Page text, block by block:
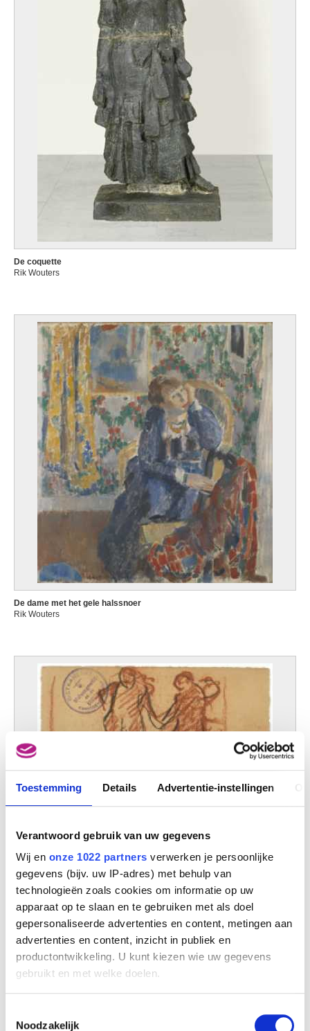
Toestemming Details Advertentie-instellingen
Verantwoord gebruik van uw gegevens
Wij en onze 1022 partners verwerken je persoonlijke
gegevens (bijv. uw IP-adres) met behulp van
technologieën zoals cookies om informatie op uw
apparaat op te slaan en te gebruiken met als doel
gepersonaliseerde advertenties en content, metingen aan
advertenties en content, inzicht in publiek en
productontwikkeling. U kunt kiezen wie uw gegevens
gebruikt en met welke doelen.
Informatie verzamelen over uw geografische
Noodzakelijk
De coquette
Rik Wouters
De dame met het gele halssnoer
Rik Wouters
De dronkaards